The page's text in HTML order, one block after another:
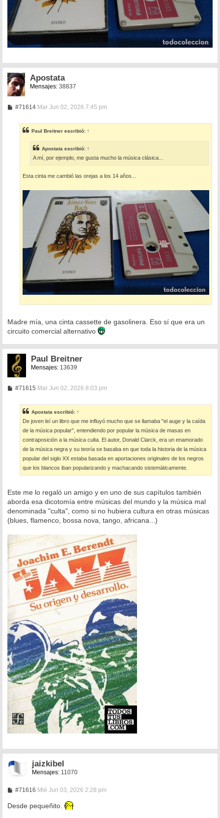
Apostata
Mensajes:38837
#71614M
a
j
e
Mar Jun 02, 2026 7:45 pm
Paul Breitner escribió: ↑
Apostata escribió: ↑
A mí, por ejemplo, me gusta mucho la música clásica...
Esta cinta me cambió las orejas a los 14 años...
Madre mía, una cinta cassette de gasolinera. Eso sí que era un
circuito comercial alternativo
Paul Breitner
Mensajes:13639
#71615M
a
j
e
Mar Jun 02, 2026 8:03 pm
Apostata escribió: ↑
De joven leí un libro que me influyó mucho que se llamaba "el auge y la caída
de la música popular", entendiendo por popular la música de masas en
contraposición a la música culta. El autor, Donald Clarck, era un enamorado
de la música negra y su teoría se basaba en que toda la historia de la música
popular del siglo XX estaba basada en aportaciones originales de los negros
que los blancos iban popularizando y machacando sistemáticamente.
Este me lo regaló un amigo y en uno de sus capítulos también
aborda esa dicotomía entre músicas del mundo y la música mal
denominada "culta", como si no hubiera cultura en otras músicas
(blues, flamenco, bossa nova, tango, africana...)
jaizkibel
Mensajes: 11070
#71616M
n
s
Mié Jun 03, 2026 2:28 pm
Desde pequeñito.